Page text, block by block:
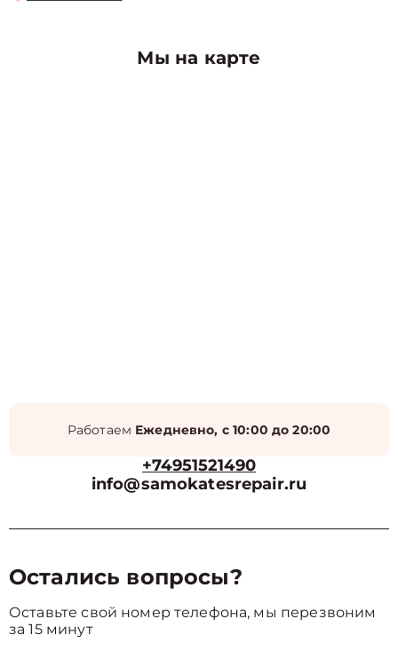
Мы на карте
Работаем Ежедневно, с 10:00 до 20:00
+74951521490
info@samokatesrepair.ru
Остались вопросы?
Оставьте свой номер телефона, мы перезвоним
за 15 минут